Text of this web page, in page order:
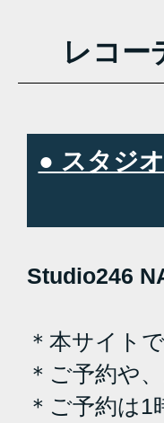
レコー
● スタジ
Studio246
＊本サイト
＊ご予約や
＊ご予約は